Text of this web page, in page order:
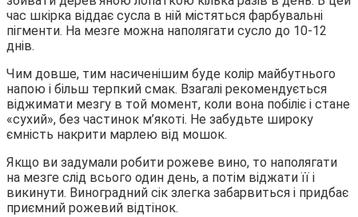
час шкірка віддає сусла в ній містяться фарбувальні
пігменти. На мезге можна наполягати сусло до 10-12
днів.
Чим довше, тим насиченішим буде колір майбутнього
напою і більш терпкий смак. Взагалі рекомендується
віджимати мезгу в той момент, коли вона побіліє і стане
«сухий», без частинок м’якоті. Не забудьте широку
ємність накрити марлею від мошок.
Якщо ви задумали робити рожеве вино, то наполягати
на мезге слід всього один день, а потім віджати її і
викинути. Виноградний сік злегка забарвиться і придбає
приємний рожевий відтінок.